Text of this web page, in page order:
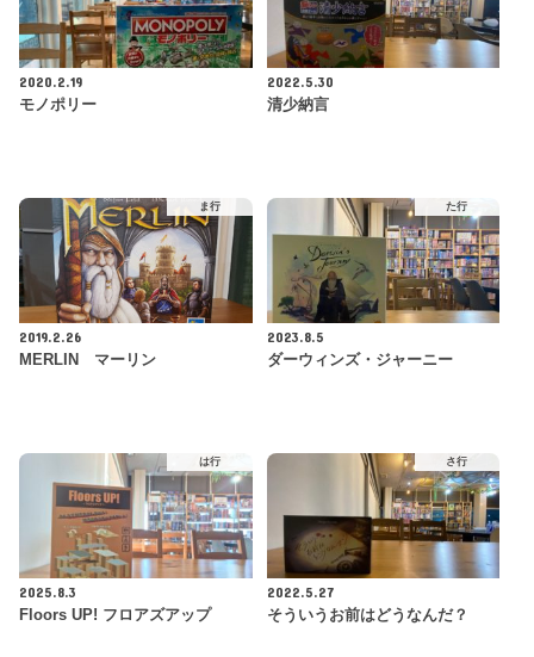
2020.2.19
モノポリー
2022.5.30
清少納言
ま行
2019.2.26
MERLIN マーリン
た行
2023.8.5
ダーウィンズ・ジャーニー
は行
2025.8.3
Floors UP! フロアズアップ
さ行
2022.5.27
そういうお前はどうなんだ？